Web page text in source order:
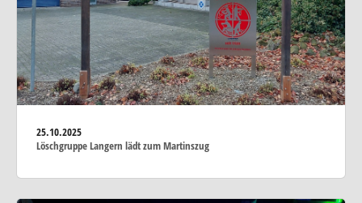
25.10.2025
Löschgruppe Langern lädt zum Martinszug